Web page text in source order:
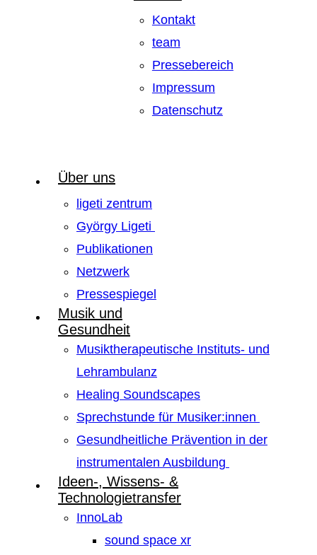
Kontakt
team
Pressebereich
Impressum
Datenschutz
Über uns
ligeti zentrum
György Ligeti
Publikationen
Netzwerk
Pressespiegel
Musik und
Gesundheit
Musiktherapeutische Instituts- und
Lehrambulanz
Healing Soundscapes
Sprechstunde für Musiker:innen
Gesundheitliche Prävention in der
instrumentalen Ausbildung
Ideen-, Wissens- &
Technologietransfer
InnoLab
sound space xr